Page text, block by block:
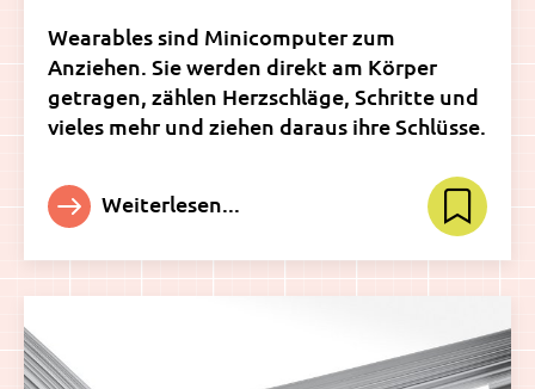
Wearables sind Minicomputer zum
Anziehen. Sie werden direkt am Körper
getragen, zählen Herzschläge, Schritte und
vieles mehr und ziehen daraus ihre Schlüsse.
Weiterlesen...